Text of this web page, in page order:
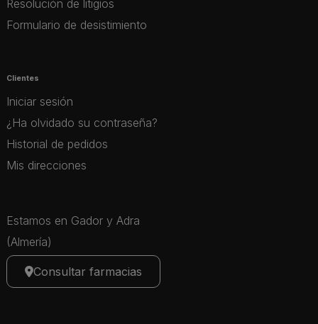
Resolución de litigios
Formulario de desistimiento
Clientes
Iniciar sesión
¿Ha olvidado su contraseña?
Historial de pedidos
Mis direcciones
Estamos en Gador y Adra
(Almería)
Consultar farmacias